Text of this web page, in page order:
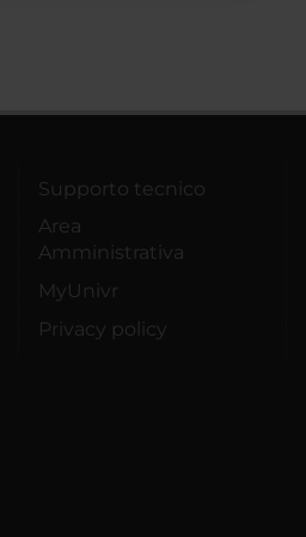
Supporto tecnico
Area
Amministrativa
MyUnivr
Privacy policy